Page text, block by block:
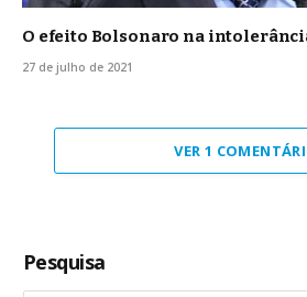
O efeito Bolsonaro na
27 de julho de 2021
VER 1
Pesquisa